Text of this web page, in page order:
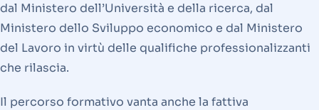
dal Ministero dell’Università e della ricerca, dal
Ministero dello Sviluppo economico e dal Ministero
del Lavoro in virtù delle qualifiche professionalizzanti
che rilascia.
Il percorso formativo vanta anche la fattiva